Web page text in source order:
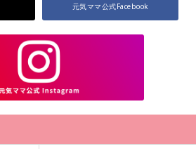
元気ママ公式Facebook